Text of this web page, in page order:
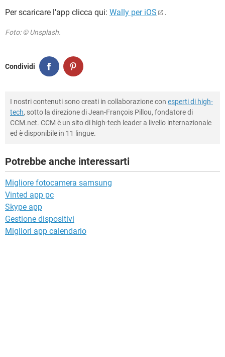
Per scaricare l’app clicca qui: Wally per iOS .
Foto: © Unsplash.
Condividi
I nostri contenuti sono creati in collaborazione con esperti di high-
tech, sotto la direzione di Jean-François Pillou, fondatore di
CCM.net. CCM è un sito di high-tech leader a livello internazionale
ed è disponibile in 11 lingue.
Potrebbe anche interessarti
Migliore fotocamera samsung
Vinted app pc
Skype app
Gestione dispositivi
Migliori app calendario